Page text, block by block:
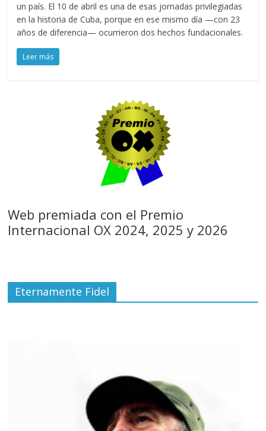
un país. El 10 de abril es una de esas jornadas privilegiadas
en la historia de Cuba, porque en ese mismo día —con 23
años de diferencia— ocurrieron dos hechos fundacionales.
Leer más
Web premiada con el Premio
Internacional OX 2024, 2025 y 2026
Eternamente Fidel